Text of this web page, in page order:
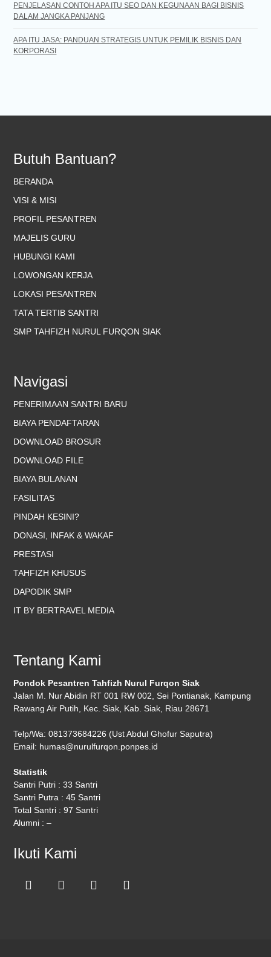
PENJELASAN CONTOH APA ITU SEO DAN KEGUNAAN BAGI BISNIS
DALAM JANGKA PANJANG
APA ITU JASA: PANDUAN STRATEGIS UNTUK PEMILIK BISNIS DAN
KORPORASI
Butuh Bantuan?
BERANDA
VISI & MISI
PROFIL PESANTREN
MAJELIS GURU
HUBUNGI KAMI
LOWONGAN KERJA
LOKASI PESANTREN
TATA TERTIB SANTRI
SMP TAHFIZH NURUL FURQON SIAK
Navigasi
PENERIMAAN SANTRI BARU
BIAYA PENDAFTARAN
DOWNLOAD BROSUR
DOWNLOAD FILE
BIAYA BULANAN
FASILITAS
PINDAH KESINI?
DONASI, INFAK & WAKAF
PRESTASI
TAHFIZH KHUSUS
DAPODIK SMP
IT BY BERTRAVEL MEDIA
Tentang Kami
Pondok Pesantren Tahfizh Nurul Furqon Siak
Jalan M. Nur Abidin RT 001 RW 002, Sei Pontianak, Kampung
Rawang Air Putih, Kec. Siak, Kab. Siak, Riau 28671
Telp/Wa: 081373684226 (Ust Abdul Ghofur Saputra)
Email: humas@nurulfurqon.ponpes.id
Statistik
Santri Putri : 33 Santri
Santri Putra : 45 Santri
Total Santri : 97 Santri
Alumni : –
Ikuti Kami